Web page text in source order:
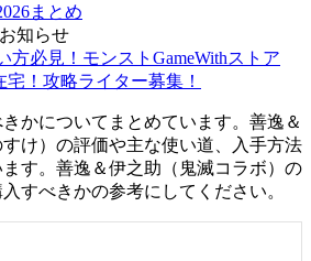
まとめ
知らせ
方必見！モンストGameWithストア
！攻略ライター募集！
かについてまとめています。善逸＆
け）の評価や主な使い道、入手方法
す。善逸＆伊之助（鬼滅コラボ）の
すべきかの参考にしてください。